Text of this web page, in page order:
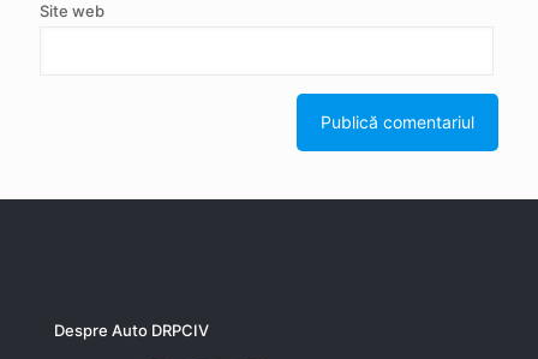
Site web
Despre Auto DRPCIV